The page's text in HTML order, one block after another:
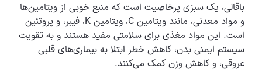
باقالی، یک سبزی پرخاصیت است که منبع خوبی از ویتامین‌ها
و مواد معدنی، مانند ویتامین C، ویتامین K، فیبر، و پروتئین
است. این مواد مغذی برای سلامتی مفید هستند و به تقویت
سیستم ایمنی بدن، کاهش خطر ابتلا به بیماری‌های قلبی
عروقی، و کاهش وزن کمک می‌کنند.